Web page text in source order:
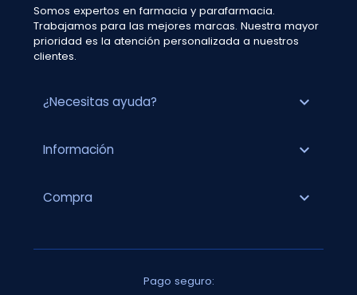
Somos expertos en farmacia y parafarmacia.
Trabajamos para las mejores marcas. Nuestra mayor
prioridad es la atención personalizada a nuestros
clientes.
¿Necesitas ayuda? expand_more
Información expand_more
Compra expand_more
Pago seguro: